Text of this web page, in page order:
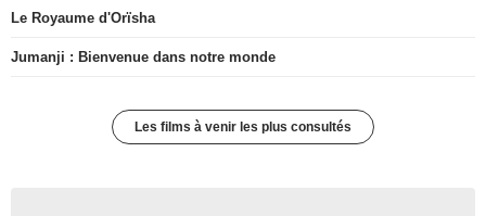
Le Royaume d'Orïsha
Jumanji : Bienvenue dans notre monde
Les films à venir les plus consultés